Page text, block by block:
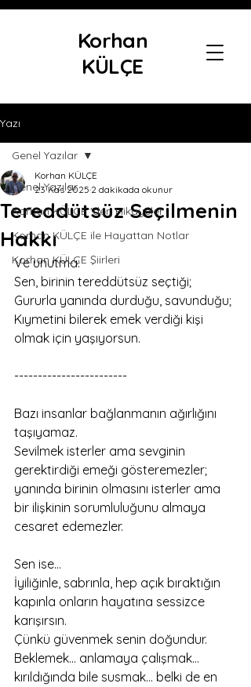
Korhan
KÜLÇE
Yazı
Genel Yazılar
Korhan KÜLÇE 'den Hikayeler
Korhan KÜLÇE ile Hayattan Notlar
Korhan KÜLÇE Şiirleri
Genel Yazılar
Tereddütsüz Seçilmenin
Hakkı
Korhan KÜLÇE
23 Kas 2025 2 dakikada okunur
Ve unutma:
Sen, birinin tereddütsüz seçtiği;
Gururla yanında durduğu, savunduğu;
Kıymetini bilerek emek verdiği kişi
olmak için yaşıyorsun.
------------------------
Bazı insanlar bağlanmanın ağırlığını
taşıyamaz.
Sevilmek isterler ama sevginin
gerektirdiği emeği gösteremezler;
yanında birinin olmasını isterler ama
bir ilişkinin sorumluluğunu almaya
cesaret edemezler.
Sen ise…
İyiliğinle, sabrınla, hep açık bıraktığın
kapınla onların hayatına sessizce
karışırsın.
Çünkü güvenmek senin doğundur.
Beklemek… anlamaya çalışmak…
kırıldığında bile susmak… belki de en